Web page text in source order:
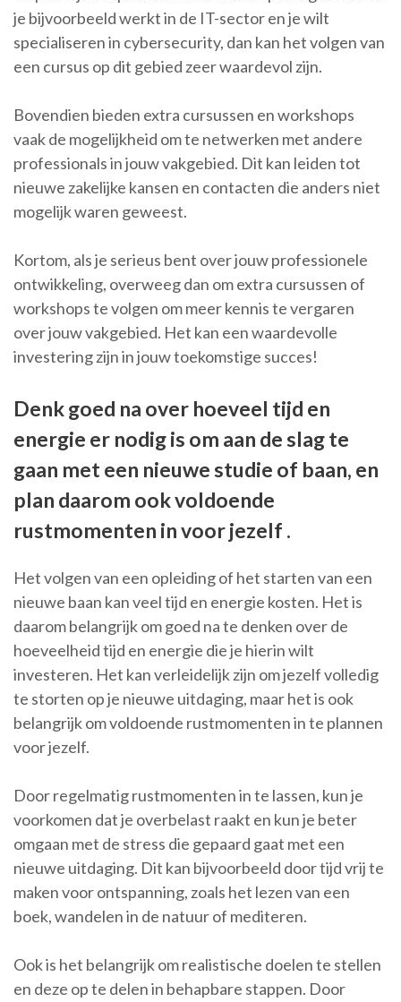
je bijvoorbeeld werkt in de IT-sector en je wilt
specialiseren in cybersecurity, dan kan het volgen van
een cursus op dit gebied zeer waardevol zijn.
Bovendien bieden extra cursussen en workshops
vaak de mogelijkheid om te netwerken met andere
professionals in jouw vakgebied. Dit kan leiden tot
nieuwe zakelijke kansen en contacten die anders niet
mogelijk waren geweest.
Kortom, als je serieus bent over jouw professionele
ontwikkeling, overweeg dan om extra cursussen of
workshops te volgen om meer kennis te vergaren
over jouw vakgebied. Het kan een waardevolle
investering zijn in jouw toekomstige succes!
Denk goed na over hoeveel tijd en
energie er nodig is om aan de slag te
gaan met een nieuwe studie of baan, en
plan daarom ook voldoende
rustmomenten in voor jezelf .
Het volgen van een opleiding of het starten van een
nieuwe baan kan veel tijd en energie kosten. Het is
daarom belangrijk om goed na te denken over de
hoeveelheid tijd en energie die je hierin wilt
investeren. Het kan verleidelijk zijn om jezelf volledig
te storten op je nieuwe uitdaging, maar het is ook
belangrijk om voldoende rustmomenten in te plannen
voor jezelf.
Door regelmatig rustmomenten in te lassen, kun je
voorkomen dat je overbelast raakt en kun je beter
omgaan met de stress die gepaard gaat met een
nieuwe uitdaging. Dit kan bijvoorbeeld door tijd vrij te
maken voor ontspanning, zoals het lezen van een
boek, wandelen in de natuur of mediteren.
Ook is het belangrijk om realistische doelen te stellen
en deze op te delen in behapbare stappen. Door